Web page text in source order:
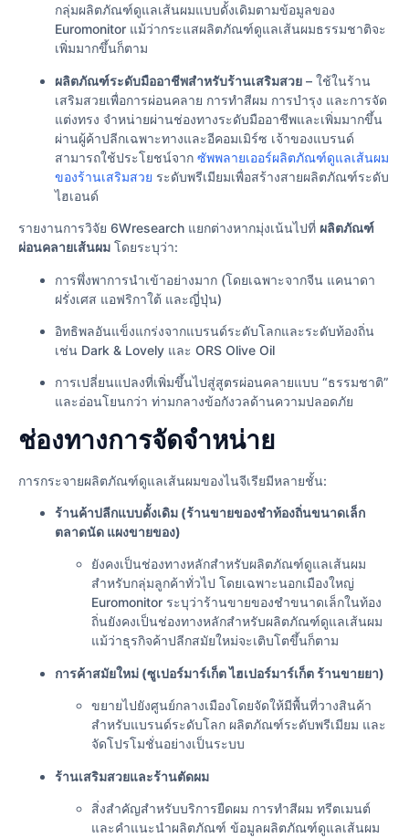
กลุ่มผลิตภัณฑ์ดูแลเส้นผมแบบดั้งเดิมตามข้อมูลของ
Euromonitor แม้ว่ากระแสผลิตภัณฑ์ดูแลเส้นผมธรรมชาติจะ
เพิ่มมากขึ้นก็ตาม
ผลิตภัณฑ์ระดับมืออาชีพสำหรับร้านเสริมสวย – ใช้ในร้าน
เสริมสวยเพื่อการผ่อนคลาย การทำสีผม การบำรุง และการจัด
แต่งทรง จำหน่ายผ่านช่องทางระดับมืออาชีพและเพิ่มมากขึ้น
ผ่านผู้ค้าปลีกเฉพาะทางและอีคอมเมิร์ซ เจ้าของแบรนด์
สามารถใช้ประโยชน์จาก ซัพพลายเออร์ผลิตภัณฑ์ดูแลเส้นผม
ของร้านเสริมสวย ระดับพรีเมียมเพื่อสร้างสายผลิตภัณฑ์ระดับ
ไฮเอนด์
รายงานการวิจัย 6Wresearch แยกต่างหากมุ่งเน้นไปที่ ผลิตภัณฑ์
ผ่อนคลายเส้นผม โดยระบุว่า:
การพึ่งพาการนำเข้าอย่างมาก (โดยเฉพาะจากจีน แคนาดา
ฝรั่งเศส แอฟริกาใต้ และญี่ปุ่น)
อิทธิพลอันแข็งแกร่งจากแบรนด์ระดับโลกและระดับท้องถิ่น
เช่น Dark & Lovely และ ORS Olive Oil
การเปลี่ยนแปลงที่เพิ่มขึ้นไปสู่สูตรผ่อนคลายแบบ “ธรรมชาติ”
และอ่อนโยนกว่า ท่ามกลางข้อกังวลด้านความปลอดภัย
ช่องทางการจัดจำหน่าย
การกระจายผลิตภัณฑ์ดูแลเส้นผมของไนจีเรียมีหลายชั้น:
ร้านค้าปลีกแบบดั้งเดิม (ร้านขายของชำท้องถิ่นขนาดเล็ก
ตลาดนัด แผงขายของ)
ยังคงเป็นช่องทางหลักสำหรับผลิตภัณฑ์ดูแลเส้นผม
สำหรับกลุ่มลูกค้าทั่วไป โดยเฉพาะนอกเมืองใหญ่
Euromonitor ระบุว่าร้านขายของชำขนาดเล็กในท้อง
ถิ่นยังคงเป็นช่องทางหลักสำหรับผลิตภัณฑ์ดูแลเส้นผม
แม้ว่าธุรกิจค้าปลีกสมัยใหม่จะเติบโตขึ้นก็ตาม
การค้าสมัยใหม่ (ซูเปอร์มาร์เก็ต ไฮเปอร์มาร์เก็ต ร้านขายยา)
ขยายไปยังศูนย์กลางเมืองโดยจัดให้มีพื้นที่วางสินค้า
สำหรับแบรนด์ระดับโลก ผลิตภัณฑ์ระดับพรีเมียม และ
จัดโปรโมชั่นอย่างเป็นระบบ
ร้านเสริมสวยและร้านตัดผม
สิ่งสำคัญสำหรับบริการยืดผม การทำสีผม ทรีตเมนต์
และคำแนะนำผลิตภัณฑ์ ข้อมูลผลิตภัณฑ์ดูแลเส้นผม